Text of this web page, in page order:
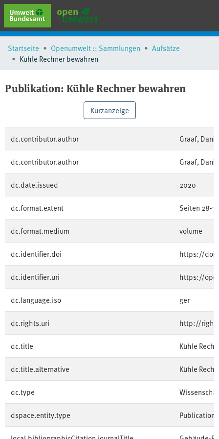
erweiterte Suche
Browse
Schlagwörter
Startseite Openumwelt :: Sammlungen
Aufsätze
Kühle Rechner bewahren
Publikation: Kühle Rechner bewahren
Kurzanzeige
dc.contributor.author Graaf,
dc.contributor.author Graaf,
dc.date.issued 2020
dc.format.extent Seiten 28-31
dc.format.medium volume
dc.identifier.doi https://
dc.identifier.uri https://
dc.language.iso ger
dc.rights.uri http://
dc.title Kühle
dc.title.alternative Kühle
dc.type
dspace.entity.type Publication